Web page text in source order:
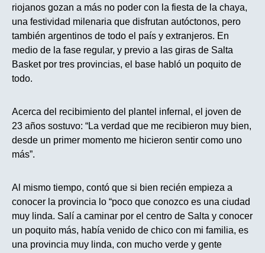
riojanos gozan a más no poder con la fiesta de la chaya,
una festividad milenaria que disfrutan autóctonos, pero
también argentinos de todo el país y extranjeros. En
medio de la fase regular, y previo a las giras de Salta
Basket por tres provincias, el base habló un poquito de
todo.
Acerca del recibimiento del plantel infernal, el joven de
23 años sostuvo: “La verdad que me recibieron muy bien,
desde un primer momento me hicieron sentir como uno
más”.
Al mismo tiempo, contó que si bien recién empieza a
conocer la provincia lo “poco que conozco es una ciudad
muy linda. Salí a caminar por el centro de Salta y conocer
un poquito más, había venido de chico con mi familia, es
una provincia muy linda, con mucho verde y gente